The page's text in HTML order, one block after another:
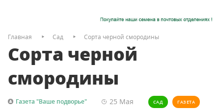
Главная Сад Сорта черной смородины
Сорта черной
смородины
Газета "Ваше подворье" 25 Мая САД ГАЗЕТА